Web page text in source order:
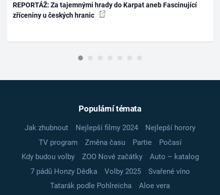
REPORTÁŽ: Za tajemnými hrady do Karpat aneb Fascinující
zříceniny u českých hranic
Populární témata
Jak zhubnout Nejlepší filmy 2024
Nejlepší horory
TV program
Změna času Partie
Počasí
Kdy budou volby
ZOO Nové začátky
Auto – katalog
7 pádů Honzy Dědka
Volby 2025
Svařené víno
Tatarák podle Pohlreicha
Aloe vera